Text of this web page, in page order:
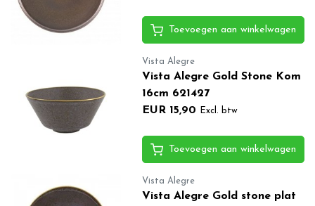
Toevoegen aan winkelwagen
Vista Alegre
Vista Alegre Gold Stone Kom
16cm 621427
EUR 15,90
Excl. btw
Toevoegen aan winkelwagen
Vista Alegre
Vista Alegre Gold stone plat